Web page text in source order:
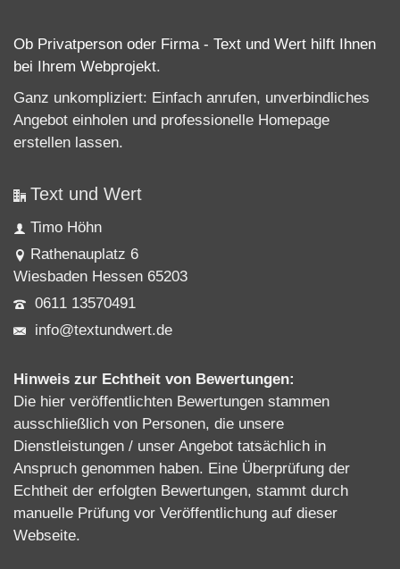
Ob Privatperson oder Firma - Text und Wert hilft Ihnen
bei Ihrem Webprojekt.
Ganz unkompliziert: Einfach anrufen, unverbindliches
Angebot einholen und professionelle Homepage
erstellen lassen.
Text und Wert
Timo Höhn
Rathenauplatz 6
Wiesbaden Hessen 65203
0611 13570491
info@textundwert.de
Hinweis zur Echtheit von Bewertungen:
Die hier veröffentlichten Bewertungen stammen
ausschließlich von Personen, die unsere
Dienstleistungen / unser Angebot tatsächlich in
Anspruch genommen haben. Eine Überprüfung der
Echtheit der erfolgten Bewertungen, stammt durch
manuelle Prüfung vor Veröffentlichung auf dieser
Webseite.